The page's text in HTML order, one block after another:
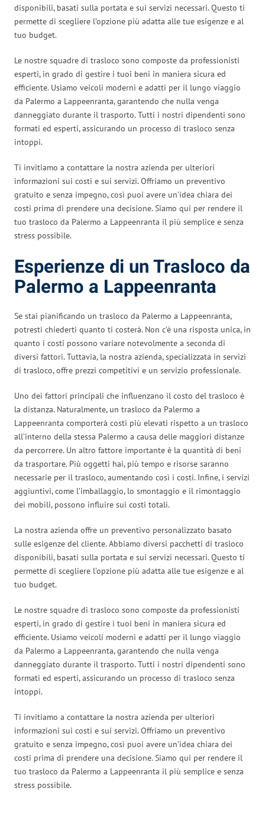
disponibili, basati sulla portata e sui servizi necessari. Questo ti
permette di scegliere l’opzione più adatta alle tue esigenze e al
tuo budget.
Le nostre squadre di trasloco sono composte da professionisti
esperti, in grado di gestire i tuoi beni in maniera sicura ed
efficiente. Usiamo veicoli moderni e adatti per il lungo viaggio
da Palermo a Lappeenranta, garantendo che nulla venga
danneggiato durante il trasporto. Tutti i nostri dipendenti sono
formati ed esperti, assicurando un processo di trasloco senza
intoppi.
Ti invitiamo a contattare la nostra azienda per ulteriori
informazioni sui costi e sui servizi. Offriamo un preventivo
gratuito e senza impegno, così puoi avere un’idea chiara dei
costi prima di prendere una decisione. Siamo qui per rendere il
tuo trasloco da Palermo a Lappeenranta il più semplice e senza
stress possibile.
Esperienze di un Trasloco da
Palermo a Lappeenranta
Se stai pianificando un trasloco da Palermo a Lappeenranta,
potresti chiederti quanto ti costerà. Non c’è una risposta unica, in
quanto i costi possono variare notevolmente a seconda di
diversi fattori. Tuttavia, la nostra azienda, specializzata in servizi
di trasloco, offre prezzi competitivi e un servizio professionale.
Uno dei fattori principali che influenzano il costo del trasloco è
la distanza. Naturalmente, un trasloco da Palermo a
Lappeenranta comporterà costi più elevati rispetto a un trasloco
all’interno della stessa Palermo a causa delle maggiori distanze
da percorrere. Un altro fattore importante è la quantità di beni
da trasportare. Più oggetti hai, più tempo e risorse saranno
necessarie per il trasloco, aumentando così i costi. Infine, i servizi
aggiuntivi, come l’imballaggio, lo smontaggio e il rimontaggio
dei mobili, possono influire sui costi totali.
La nostra azienda offre un preventivo personalizzato basato
sulle esigenze del cliente. Abbiamo diversi pacchetti di trasloco
disponibili, basati sulla portata e sui servizi necessari. Questo ti
permette di scegliere l’opzione più adatta alle tue esigenze e al
tuo budget.
Le nostre squadre di trasloco sono composte da professionisti
esperti, in grado di gestire i tuoi beni in maniera sicura ed
efficiente. Usiamo veicoli moderni e adatti per il lungo viaggio
da Palermo a Lappeenranta, garantendo che nulla venga
danneggiato durante il trasporto. Tutti i nostri dipendenti sono
formati ed esperti, assicurando un processo di trasloco senza
intoppi.
Ti invitiamo a contattare la nostra azienda per ulteriori
informazioni sui costi e sui servizi. Offriamo un preventivo
gratuito e senza impegno, così puoi avere un’idea chiara dei
costi prima di prendere una decisione. Siamo qui per rendere il
tuo trasloco da Palermo a Lappeenranta il più semplice e senza
stress possibile.